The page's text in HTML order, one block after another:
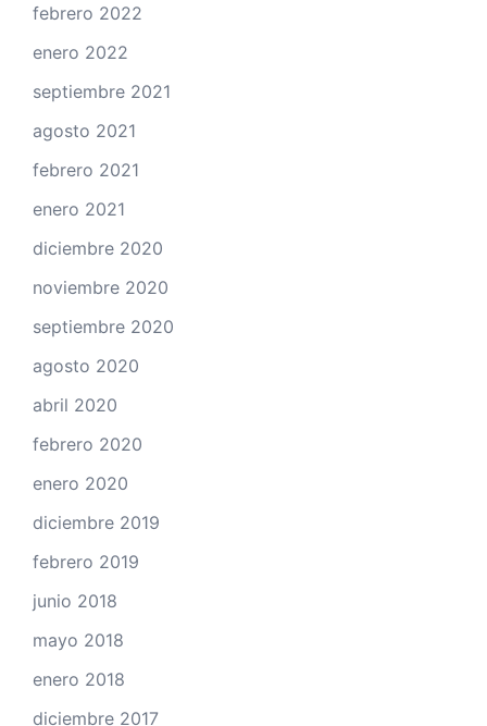
febrero 2022
enero 2022
septiembre 2021
agosto 2021
febrero 2021
enero 2021
diciembre 2020
noviembre 2020
septiembre 2020
agosto 2020
abril 2020
febrero 2020
enero 2020
diciembre 2019
febrero 2019
junio 2018
mayo 2018
enero 2018
diciembre 2017